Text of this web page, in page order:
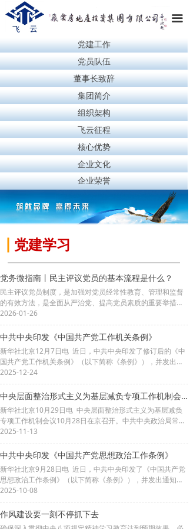
끀
党建工作
党员队伍
董事长致辞
集团简介
组织架构
飞云征程
核心优势
企业文化
企业荣誉
党建学习
党务微指南丨民主评议党员的基本流程是什么？
民主评议党员制度，是加强对党员经常性教育、管理和监督
的有效方法，是全面从严治党、提高党员素质的重要举措。
作为党的组织生活的重要组成部分，如何开展民主评议党
员？基本流程是什么？一起了解。
2026-01-26
中共中央印发《中国共产党工作机关条例》
新华社北京12月7日电 近日，中共中央印发了修订后的《中
国共产党工作机关条例》（以下简称《条例》），并发出通
知，要求各地区各部门认真遵照执行。
2025-12-24
中央层面整治形式主义为基层减负专项工作机制会议在京召开
新华社北京10月29日电 中央层面整治形式主义为基层减负
专项工作机制会议10月28日在京召开。中共中央政治局常
委、中央书记处书记蔡奇出席会议并讲话。他强调，要认真
学习贯彻党的二十届四中全会精神和习近平总书记重要指示
精神，锲而不舍贯彻中央八项规定精神，持续深化整治形式
五”圆满收官、“十五五”良好开局提供坚强作风保证。
2025-11-13
中共中央印发《中国共产党思想政治工作条例》
新华社北京9月28日电 近日，中共中央印发了《中国共产党
思想政治工作条例》（以下简称《条例》），并发出通知，
要求各地区各部门认真遵照执行。
2025-10-08
作风建设要一刻不停抓下去